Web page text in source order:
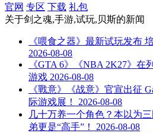
官网 专区 下载 礼包
关于剑之魂,手游,试玩,贝斯的新闻
《喂食之器》最新试玩发布
2026-08-08
《GTA 6》《NBA 2K27》在
游戏 2026-08-08
《戰意》《战意》官宣出征
际游戏展！
2026-08-08
几十万养一个角色？本以为
弟更是“高手”！
2026-08-08